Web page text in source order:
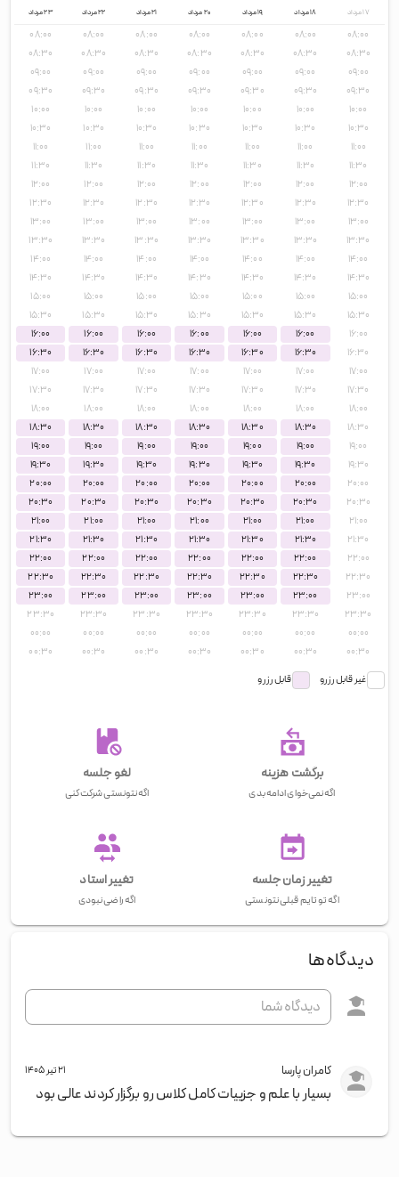
۱۷مرداد
۰۸:۰۰
۰۸:۳۰
۰۹:۰۰
۰۹:۳۰
۱۰:۰۰
۱۰:۳۰
۱۱:۰۰
۱۱:۳۰
۱۲:۰۰
۱۲:۳۰
۱۳:۰۰
۱۳:۳۰
۱۴:۰۰
۱۴:۳۰
۱۵:۰۰
۱۵:۳۰
۱۶:۰۰
۱۶:۳۰
۱۷:۰۰
۱۷:۳۰
۱۸:۰۰
۱۸:۳۰
۱۹:۰۰
۱۹:۳۰
۲۰:۰۰
۲۰:۳۰
۲۱:۰۰
۲۱:۳۰
۲۲:۰۰
۲۲:۳۰
۲۳:۰۰
۲۳:۳۰
۰۰:۰۰
۰۰:۳۰
۱۸مرداد
۰۸:۰۰
۰۸:۳۰
۰۹:۰۰
۰۹:۳۰
۱۰:۰۰
۱۰:۳۰
۱۱:۰۰
۱۱:۳۰
۱۲:۰۰
۱۲:۳۰
۱۳:۰۰
۱۳:۳۰
۱۴:۰۰
۱۴:۳۰
۱۵:۰۰
۱۵:۳۰
۱۶:۰۰
۱۶:۳۰
۱۷:۰۰
۱۷:۳۰
۱۸:۰۰
۱۸:۳۰
۱۹:۰۰
۱۹:۳۰
۲۰:۰۰
۲۰:۳۰
۲۱:۰۰
۲۱:۳۰
۲۲:۰۰
۲۲:۳۰
۲۳:۰۰
۲۳:۳۰
۰۰:۰۰
۰۰:۳۰
۱۹مرداد
۰۸:۰۰
۰۸:۳۰
۰۹:۰۰
۰۹:۳۰
۱۰:۰۰
۱۰:۳۰
۱۱:۰۰
۱۱:۳۰
۱۲:۰۰
۱۲:۳۰
۱۳:۰۰
۱۳:۳۰
۱۴:۰۰
۱۴:۳۰
۱۵:۰۰
۱۵:۳۰
۱۶:۰۰
۱۶:۳۰
۱۷:۰۰
۱۷:۳۰
۱۸:۰۰
۱۸:۳۰
۱۹:۰۰
۱۹:۳۰
۲۰:۰۰
۲۰:۳۰
۲۱:۰۰
۲۱:۳۰
۲۲:۰۰
۲۲:۳۰
۲۳:۰۰
۲۳:۳۰
۰۰:۰۰
۰۰:۳۰
۲۰مرداد
۰۸:۰۰
۰۸:۳۰
۰۹:۰۰
۰۹:۳۰
۱۰:۰۰
۱۰:۳۰
۱۱:۰۰
۱۱:۳۰
۱۲:۰۰
۱۲:۳۰
۱۳:۰۰
۱۳:۳۰
۱۴:۰۰
۱۴:۳۰
۱۵:۰۰
۱۵:۳۰
۱۶:۰۰
۱۶:۳۰
۱۷:۰۰
۱۷:۳۰
۱۸:۰۰
۱۸:۳۰
۱۹:۰۰
۱۹:۳۰
۲۰:۰۰
۲۰:۳۰
۲۱:۰۰
۲۱:۳۰
۲۲:۰۰
۲۲:۳۰
۲۳:۰۰
۲۳:۳۰
۰۰:۰۰
۰۰:۳۰
۲۱مرداد
۰۸:۰۰
۰۸:۳۰
۰۹:۰۰
۰۹:۳۰
۱۰:۰۰
۱۰:۳۰
۱۱:۰۰
۱۱:۳۰
۱۲:۰۰
۱۲:۳۰
۱۳:۰۰
۱۳:۳۰
۱۴:۰۰
۱۴:۳۰
۱۵:۰۰
۱۵:۳۰
۱۶:۰۰
۱۶:۳۰
۱۷:۰۰
۱۷:۳۰
۱۸:۰۰
۱۸:۳۰
۱۹:۰۰
۱۹:۳۰
۲۰:۰۰
۲۰:۳۰
۲۱:۰۰
۲۱:۳۰
۲۲:۰۰
۲۲:۳۰
۲۳:۰۰
۲۳:۳۰
۰۰:۰۰
۰۰:۳۰
۲۲مرداد
۰۸:۰۰
۰۸:۳۰
۰۹:۰۰
۰۹:۳۰
۱۰:۰۰
۱۰:۳۰
۱۱:۰۰
۱۱:۳۰
۱۲:۰۰
۱۲:۳۰
۱۳:۰۰
۱۳:۳۰
۱۴:۰۰
۱۴:۳۰
۱۵:۰۰
۱۵:۳۰
۱۶:۰۰
۱۶:۳۰
۱۷:۰۰
۱۷:۳۰
۱۸:۰۰
۱۸:۳۰
۱۹:۰۰
۱۹:۳۰
۲۰:۰۰
۲۰:۳۰
۲۱:۰۰
۲۱:۳۰
۲۲:۰۰
۲۲:۳۰
۲۳:۰۰
۲۳:۳۰
۰۰:۰۰
۰۰:۳۰
۲۳مرداد
۰۸:۰۰
۰۸:۳۰
۰۹:۰۰
۰۹:۳۰
۱۰:۰۰
۱۰:۳۰
۱۱:۰۰
۱۱:۳۰
۱۲:۰۰
۱۲:۳۰
۱۳:۰۰
۱۳:۳۰
۱۴:۰۰
۱۴:۳۰
۱۵:۰۰
۱۵:۳۰
۱۶:۰۰
۱۶:۳۰
۱۷:۰۰
۱۷:۳۰
۱۸:۰۰
۱۸:۳۰
۱۹:۰۰
۱۹:۳۰
۲۰:۰۰
۲۰:۳۰
۲۱:۰۰
۲۱:۳۰
۲۲:۰۰
۲۲:۳۰
۲۳:۰۰
۲۳:۳۰
۰۰:۰۰
۰۰:۳۰
غیر قابل رزرو
قابل رزرو
برگشت هزینه
اگه نمی‌خوای ادامه بدی
لغو جلسه
اگه نتونستی شرکت کنی
تغییر زمان جلسه
اگه تو تایم قبلی نتونستی
تغییر استاد
اگه راضی نبودی
دیدگاه‌ها
کامران پارسا ۲۱ تیر ۱۴۰۵
بسیار با علم و جزییات کامل کلاس رو برگزار کردند عالی بود